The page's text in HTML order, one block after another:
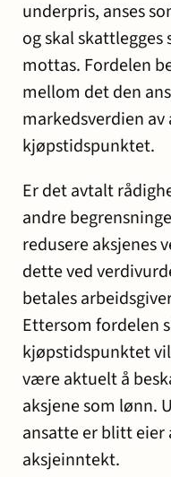
underpris, anses
og skal
mottas. Fordelen
mellom det den
markedsverdien av
kjøpstidspunktet.
Er det avtalt
andre
redusere aksjenes
dette ved
betales
Ettersom fordelen
kjøpstidspunktet
være aktuelt å
aksjene som lønn.
ansatte er blitt eier
aksjeinntekt.